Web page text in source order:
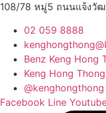
108/78 หมู่5 ถนนแจ้งวัฒ
02 059 8888
Benz Keng Hong
Keng Hong Thong
@kenghongthong
Facebook Line